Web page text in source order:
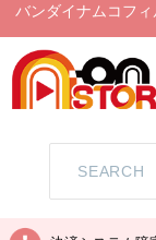
バンダイナムコフ